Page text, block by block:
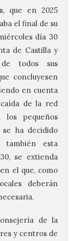
que en 2025
el final de su
día 30
de Castilla y
todos sus
concluyesen
en cuenta
de la red
los pequeños
se ha decidido
esta
se extienda
el que, como
deberán
de la
y centros de